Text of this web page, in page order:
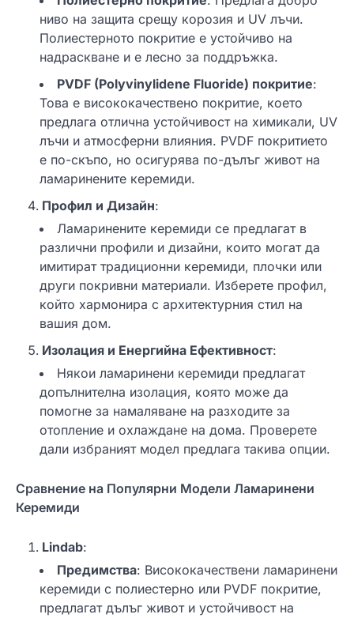
ниво на защита срещу корозия и UV лъчи.
Полиестерното покритие е устойчиво на
надраскване и е лесно за поддръжка.
PVDF (Polyvinylidene Fluoride) покритие:
Това е висококачествено покритие, което
предлага отлична устойчивост на химикали, UV
лъчи и атмосферни влияния. PVDF покритието
е по-скъпо, но осигурява по-дълъг живот на
ламаринените керемиди.
Профил и Дизайн:
Ламаринените керемиди се предлагат в
различни профили и дизайни, които могат да
имитират традиционни керемиди, плочки или
други покривни материали. Изберете профил,
който хармонира с архитектурния стил на
вашия дом.
Изолация и Енергийна Ефективност:
Някои ламаринени керемиди предлагат
допълнителна изолация, която може да
помогне за намаляване на разходите за
отопление и охлаждане на дома. Проверете
дали избраният модел предлага такива опции.
Сравнение на Популярни Модели Ламаринени
Керемиди
Lindab:
Предимства: Висококачествени ламаринени
керемиди с полиестерно или PVDF покритие,
предлагат дълъг живот и устойчивост на